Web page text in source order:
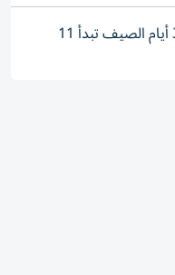
الإمارات.. «مرخيات القلايد» أشدّ أيام الصيف تبدأ 11